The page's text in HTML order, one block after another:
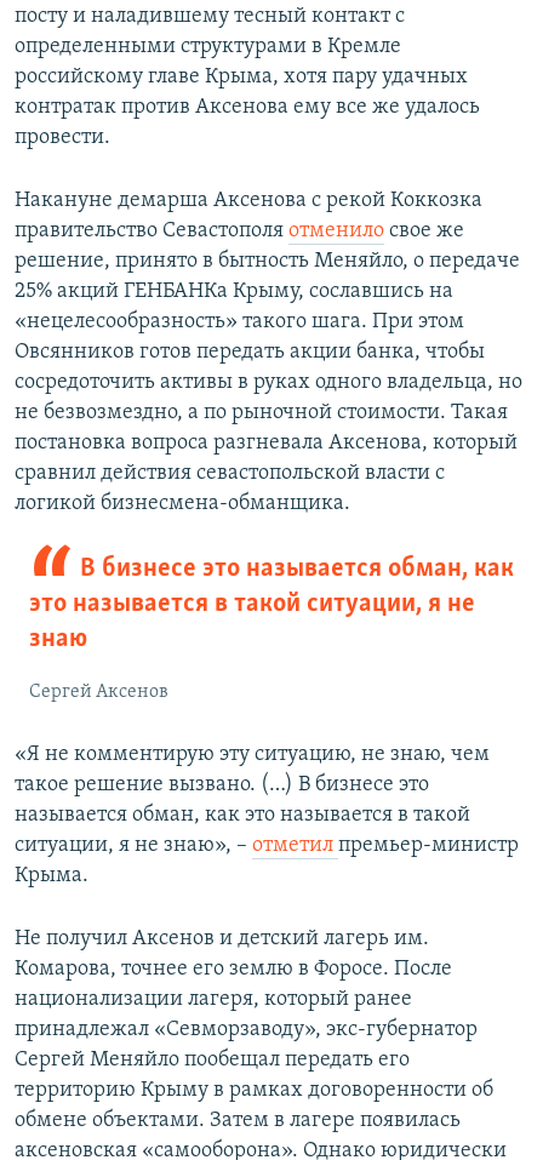
посту и наладившему тесный контакт с
определенными структурами в Кремле
российскому главе Крыма, хотя пару удачных
контратак против Аксенова ему все же удалось
провести.
Накануне демарша Аксенова с рекой Коккозка
правительство Севастополя отменило свое же
решение, принято в бытность Меняйло, о передаче
25% акций ГЕНБАНКа Крыму, сославшись на
«нецелесообразность» такого шага. При этом
Овсянников готов передать акции банка, чтобы
сосредоточить активы в руках одного владельца, но
не безвозмездно, а по рыночной стоимости. Такая
постановка вопроса разгневала Аксенова, который
сравнил действия севастопольской власти с
логикой бизнесмена-обманщика.
В бизнесе это называется обман, как
это называется в такой ситуации, я не
знаю
Сергей Аксенов
«Я не комментирую эту ситуацию, не знаю, чем
такое решение вызвано. (…) В бизнесе это
называется обман, как это называется в такой
ситуации, я не знаю», – отметил премьер-министр
Крыма.
Не получил Аксенов и детский лагерь им.
Комарова, точнее его землю в Форосе. После
национализации лагеря, который ранее
принадлежал «Севморзаводу», экс-губернатор
Сергей Меняйло пообещал передать его
территорию Крыму в рамках договоренности об
обмене объектами. Затем в лагере появилась
аксеновская «самооборона». Однако юридически